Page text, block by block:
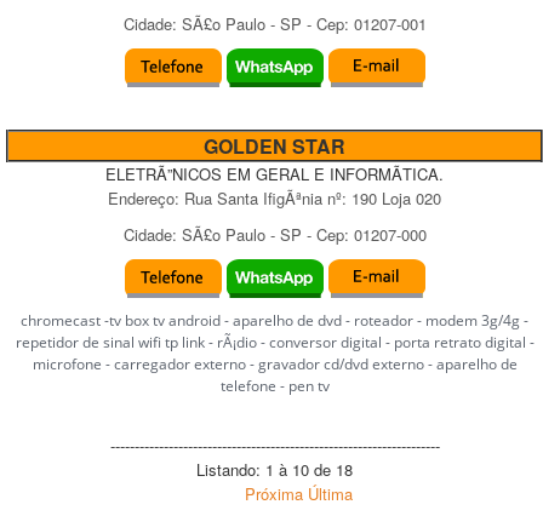
Cidade: SÃ£o Paulo- SP - Cep: 01207-001
GOLDEN STAR
ELETRÃ”NICOS EM GERAL E INFORMÃTICA.
Endereço: Rua Santa IfigÃªnia nº: 190 Loja 020
Cidade: SÃ£o Paulo- SP - Cep: 01207-000
chromecast -tv box tv android - aparelho de dvd - roteador - modem 3g/4g -
repetidor de sinal wifi tp link - rÃ¡dio - conversor digital - porta retrato digital -
microfone - carregador externo - gravador cd/dvd externo - aparelho de
telefone - pen tv
--------------------------------------------------------------------
Listando: 1 à 10 de 18
Próxima Última